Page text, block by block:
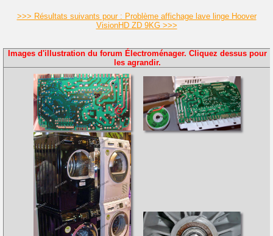
>>> Résultats suivants pour : Problème affichage lave linge Hoover
VisionHD ZD 9KG >>>
Images d'illustration du forum Électroménager. Cliquez dessus pour
les agrandir.